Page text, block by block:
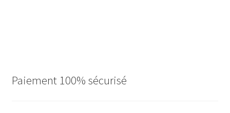
Paiement 100% sécurisé